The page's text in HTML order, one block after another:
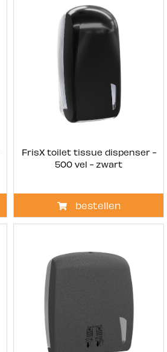
FrisX toilet tissue dispenser -
500 vel - zwart
bestellen